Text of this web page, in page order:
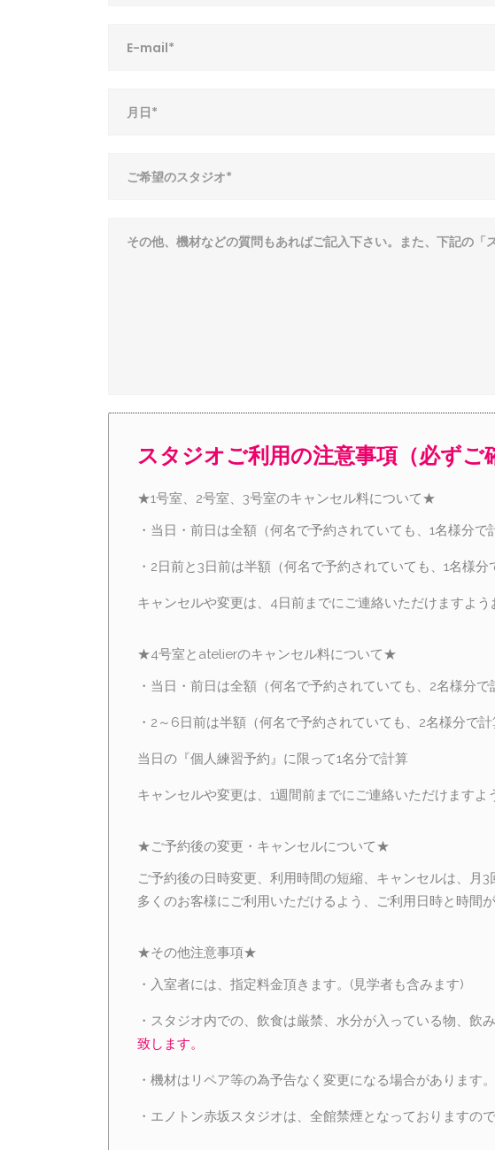
スタジオご利用の注意事項（必ずご
★1号室、2号室、3号室のキャンセル料について★
・当日・前日は全額（何名で予約されていても、1名様分で
・2日前と3日前は半額（何名で予約されていても、1名様分
キャンセルや変更は、4日前までにご連絡いただけますよう
★4号室とatelierのキャンセル料について★
・当日・前日は全額（何名で予約されていても、2名様分で
・2～6日前は半額（何名で予約されていても、2名様分で計
当日の『個人練習予約』に限って1名分で計算
キャンセルや変更は、1週間前までにご連絡いただけますよ
★ご予約後の変更・キャンセルについて★
ご予約後の日時変更、利用時間の短縮、キャンセルは、月3
多くのお客様にご利用いただけるよう、ご利用日時と時間
★その他注意事項★
・入室者には、指定料金頂きます。(見学者も含みます)
・スタジオ内での、飲食は厳禁、水分が入っている物、飲
致します。
・機材はリペア等の為予告なく変更になる場合があります。
・エノトン赤坂スタジオは、全館禁煙となっておりますの